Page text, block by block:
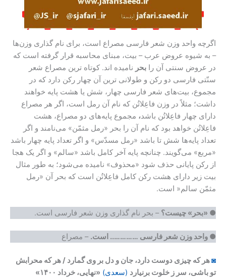
اگرچه واحد وزن شعر فارسی مصراع است، برای نام گذاری وزن‌ها
– به شیوه عروض عرب – بیت، مبنای محاسبه قرار گرفته است که
در عروض سنتی آن را بحر نامیده اند. کوتاه ترین مصراع شعر
سنّتی فارسی دو رکن و طولانی ترین آن چهار رکن دارد که در
مجموع، بیت‌های شعر فارسی چهار، شش یا هشت پایه خواهند
داشت؛ مثلاً در وزن فاعِلاتُن که نام آن رمل است، اگر هر مصراع
دارای چهار فاعِلاتُن باشد، مجموع پایه‌های دو مصراع، هشت
فاعِلاتُن خواهد بود که نام آن را بحر «رمل مثمّن» می‌نامند و اگر
تعداد پایه‌ها شش تا باشد «رمل مسدّس» و اگر تعداد پایه چهار باشد
«مربع» می‌گویند. چنانچه پایه آخر کامل باشد «سالم» و اگر یک هجا
از رکن پایانی حذف شود «محذوف» نامیده می‌شود؛ به طور مثال
بیت زیر دارای هشت رکن کامل فاعِلاتُن است که بحر آن «رمل
مثمّن سالم« است.
● «بحر» چیست؟ – بحر نام گذاری وزن شعر فارسی است.
● واحد وزن شعر فارسی ………….. است. – مصراع
◙هر که چیزی دوست دارد، جان و دل بر وی گمارد / هر که محرابش
تو باشی، سر ز خلوت برنیارد (سعدی) «نهایی، خرداد ۱۴۰۰»